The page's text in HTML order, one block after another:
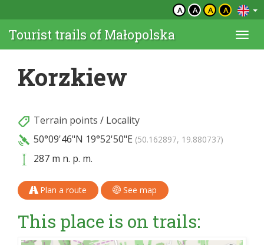
A A A A
Tourist trails of Małopolska
Korzkiew
Terrain points / Locality
50°09'46"N 19°52'50"E (50.162897, 19.880737)
287 m n. p. m.
Plan a route See map
This place is on trails: